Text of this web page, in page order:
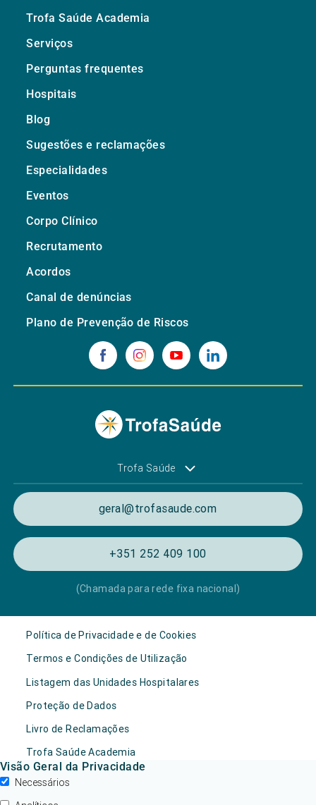
Trofa Saúde Academia
Serviços
Perguntas frequentes
Hospitais
Blog
Sugestões e reclamações
Especialidades
Eventos
Corpo Clínico
Recrutamento
Acordos
Canal de denúncias
Plano de Prevenção de Riscos
Trofa Saúde
geral@trofasaude.com
+351 252 409 100
(Chamada para rede fixa nacional)
Política de Privacidade e de Cookies
Termos e Condições de Utilização
Listagem das Unidades Hospitalares
Proteção de Dados
Livro de Reclamações
Trofa Saúde Academia
Visão Geral da Privacidade
Necessários